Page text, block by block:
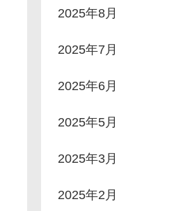
2025年8月
2025年7月
2025年6月
2025年5月
2025年3月
2025年2月